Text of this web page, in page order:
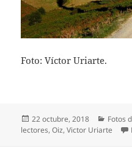
Foto: Víctor Uriarte.
Publicado
el
22 octubre, 2018 Fotos
lectores,Oiz,Victor Uriarte